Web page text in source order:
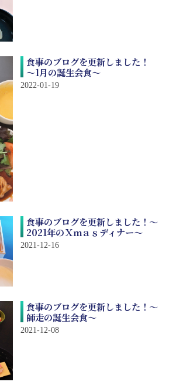
食事のブログを更新しました！
～1月の誕生会食～
2022-01-19
食事のブログを更新しました！～
2021年のＸｍａｓディナー～
2021-12-16
食事のブログを更新しました！～
師走の誕生会食～
2021-12-08